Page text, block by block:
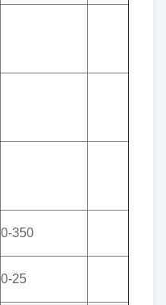
0-350
0-25